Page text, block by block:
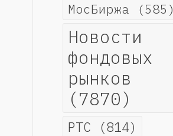
МосБиржа (585)
Новости
фондовых
рынков
(7870)
РТС (814)